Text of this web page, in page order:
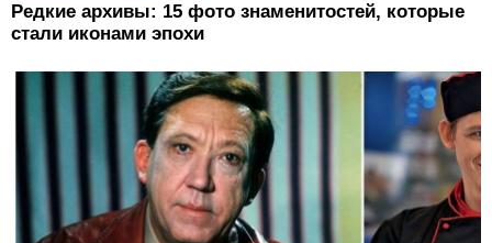
Редкие архивы: 15 фото знаменитостей, которые
стали иконами эпохи